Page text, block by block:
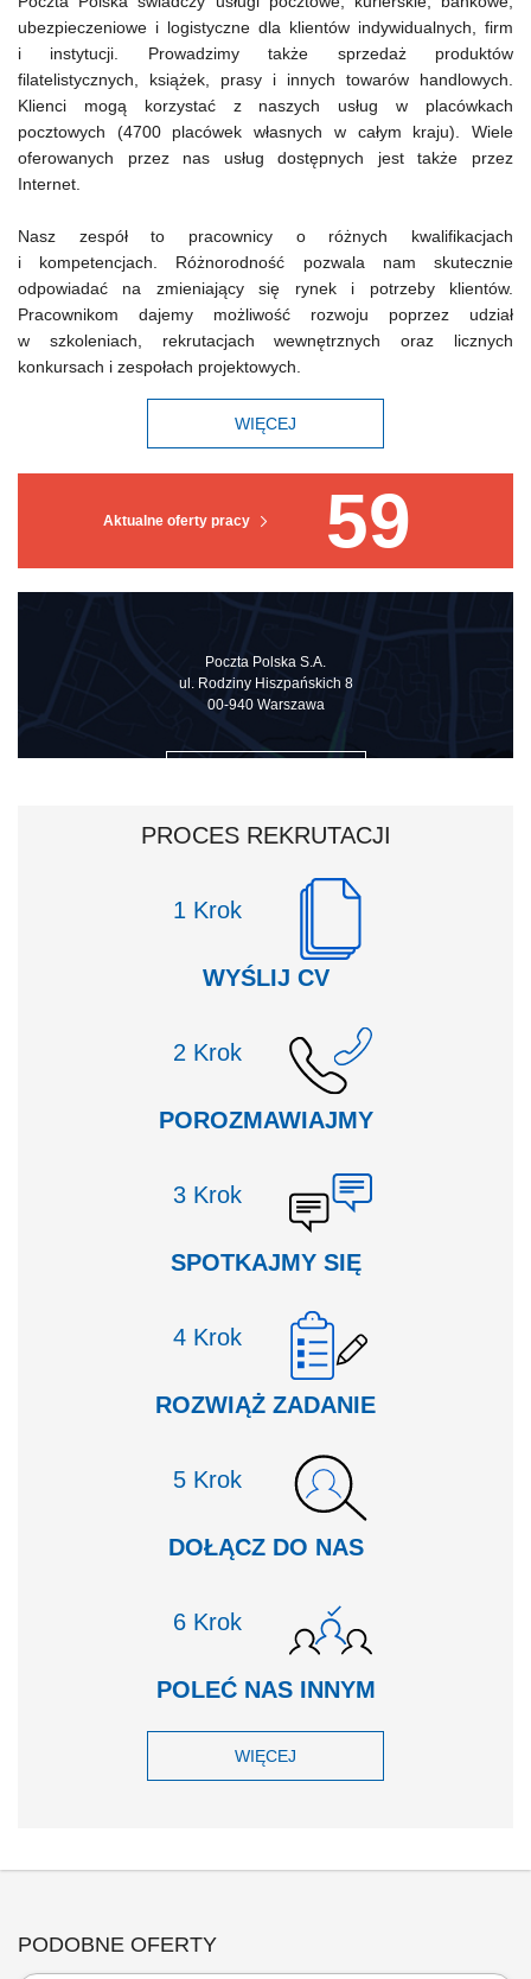
Aktualne oferty pracy 59
Poczta Polska S.A.
ul. Rodziny Hiszpańskich 8
00-940 Warszawa
ubezpieczeniowe i logistyczne dla klientów indywidualnych, firm
i instytucji. Prowadzimy także sprzedaż produktów
filatelistycznych, książek, prasy i innych towarów handlowych.
Klienci mogą korzystać z naszych usług w placówkach
pocztowych (4700 placówek własnych w całym kraju). Wiele
oferowanych przez nas usług dostępnych jest także przez
Internet.
Nasz zespół to pracownicy o różnych kwalifikacjach
i kompetencjach. Różnorodność pozwala nam skutecznie
odpowiadać na zmieniający się rynek i potrzeby klientów.
Pracownikom dajemy możliwość rozwoju poprzez udział
w szkoleniach, rekrutacjach wewnętrznych oraz licznych
konkursach i zespołach projektowych.
WIĘCEJ
PROCES REKRUTACJI
Krok
WYŚLIJ CV
Krok
POROZMAWIAJMY
Krok
SPOTKAJMY SIĘ
Krok
ROZWIĄŻ ZADANIE
Krok
DOŁĄCZ DO NAS
Krok
POLEĆ NAS INNYM
WIĘCEJ
PODOBNE OFERTY